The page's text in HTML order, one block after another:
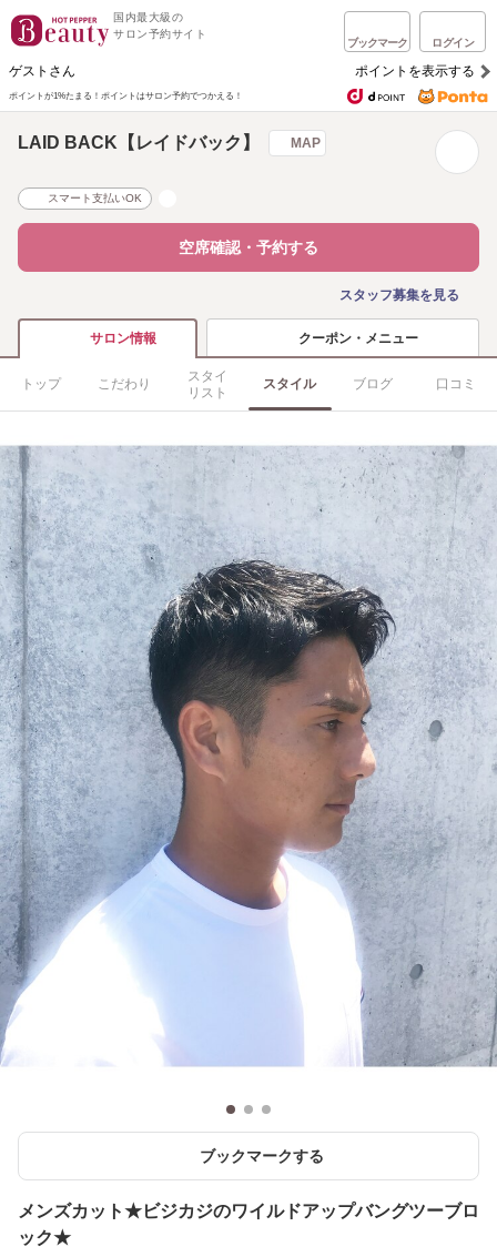
国内最大級の
サロン予約サイト
ブックマーク ログイン
ゲストさん ポイントを表示する
ポイントが1%たまる！ ポイントはサロン予約でつかえる！
LAID BACK【レイドバック】 MAP
スマート支払いOK
空席確認・予約する
スタッフ募集を見る
サロン情報 クーポン・メニュー
トップ こだわり
スタイ
リスト
スタイル ブログ 口コミ
ブックマークする
メンズカット★ビジカジのワイルドアップバングツーブロ
ック★